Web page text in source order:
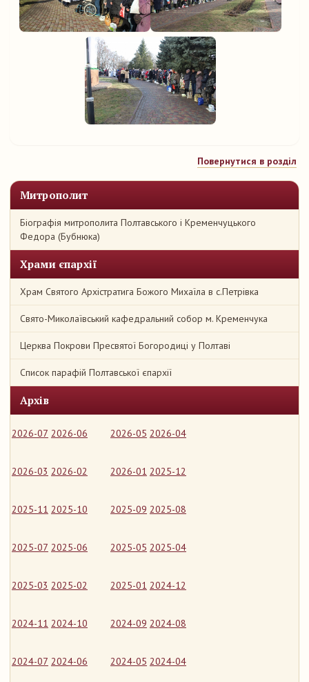
Митрополит
Біографія митрополита Полтавського і Кременчуцького
Федора (Бубнюка)
Храми єпархії
Храм Святого Архістратига Божого Михаїла в с.Петрівка
Свято-Миколаївський кафедральний собор м. Кременчука
Церква Покрови Пресвятої Богородиці у Полтаві
Список парафій Полтавської єпархії
Архів
2026-07 2026-06 2026-05 2026-04
2026-03 2026-02 2026-01 2025-12
2025-11 2025-10 2025-09 2025-08
2025-07 2025-06 2025-05 2025-04
2025-03 2025-02 2025-01 2024-12
2024-11 2024-10 2024-09 2024-08
2024-07 2024-06 2024-05 2024-04
Повернутися в розділ